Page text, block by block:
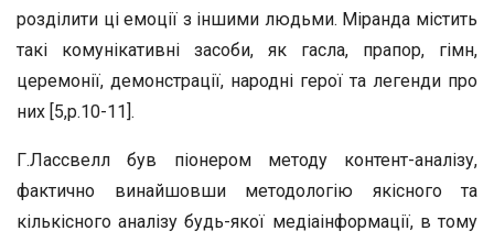
розділити ці емоції з іншими людьми. Міранда містить
такі комунікативні засоби, як гасла, прапор, гімн,
церемонії, демонстрації, народні герої та легенди про
них [5,р.10-11].
Г.Лассвелл був піонером методу контент-аналізу,
фактично винайшовши методологію якісного та
кількісного аналізу будь-якої медіаінформації, в тому